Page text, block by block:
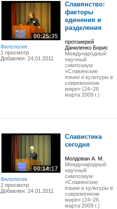
00:25:35
Филология
1 просмотр
Добавлен: 24.01.2011
Славянство:
факторы
единения и
разделения
протоиерей
Даниленко Борис
Международный
научный
симпозиум
«Славянские
языки и культуры в
современном
мире» (24–26
марта 2009 г.)
00:14:17
Филология
1 просмотр
Добавлен: 24.01.2011
Славистика
сегодня
Молдован А. М.
Международный
научный
симпозиум
«Славянские
языки и культуры в
современном
мире» (24–26
марта 2009 г.)